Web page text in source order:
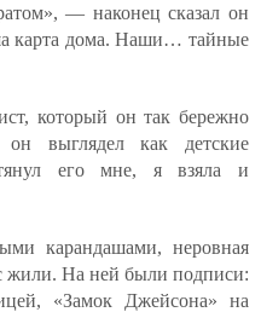
— наконец сказал он
карта дома. Наши… тайные
который он так бережно
выглядел как детские
его мне, я взяла и
карандашами, неровная
жили. На ней были подписи:
«Замок Джейсона» на